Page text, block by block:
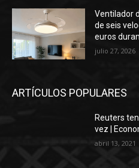
Ventilador
de seis
euros
julio 27, 2026
ARTÍCULOS POPULARES
Reuters
vez |
abril 13, 2021